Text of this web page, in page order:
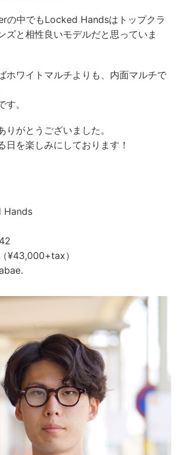
の中でもLocked Handsはトップクラ
ズと相性良いモデルだと思っていま
ホワイトマルチよりも、内面マルチで
。
りがとうございました。
日を楽しみにしております！
Hands
¥43,000+tax）